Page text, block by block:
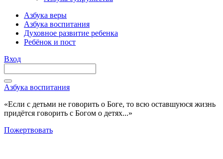
Азбука веры
Азбука воспитания
Духовное развитие ребенка
Ребёнок и пост
Вход
Азбука воспитания
«Если с детьми не говорить о Боге, то всю оставшуюся жизнь
придётся говорить с Богом о детях...»
Пожертвовать